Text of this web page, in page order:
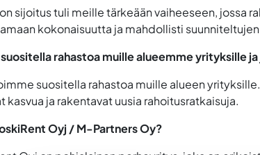
sijoitus tuli meille tärkeään vaiheeseen, jossa
kokonaisuutta ja mahdollisti
rahastoa muille alueemme yrityksille ja
suositella rahastoa muille alueen
kasvua ja rakentavat uusia rahoitusratkaisuja.
Oyj / M-Partners Oy?